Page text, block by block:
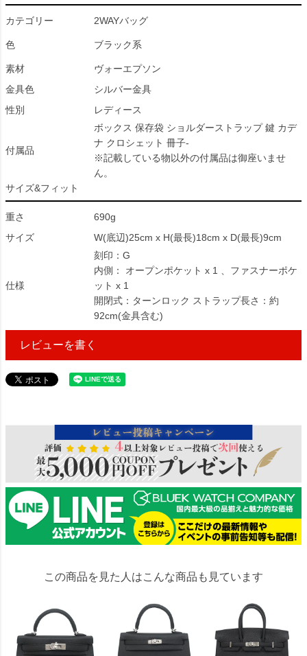
カテゴリー 2WAYバッグ
色 ブラック系
素材
ヴォーエプソン
金具色
シルバー金具
性別
レディース
付属品
ボックス 保存袋 ショルダーストラップ 鍵 カデ
ナ クロシェット 冊子-
※記載している物以外の付属品は御座いませ
ん。
サイズ&フィット
重さ
690g
サイズ
W(底辺)25cm x H(最長)18cm x D(最長)9cm
仕様
刻印：G
内側： オープンポケット x 1 、ファスナーポケ
ット x 1
開閉式：ターンロック ストラップ長さ：約
92cm(金具含む)
レビューを書く
この商品を見た人はこんな商品も見ています